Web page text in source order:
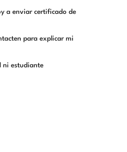
a enviar certificado de
para explicar mi
ni estudiante